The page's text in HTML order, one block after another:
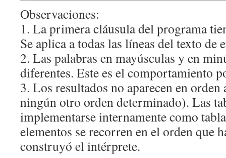
Observaciones:
1. La primera cláusula del programa
Se aplica a todas las líneas del texto de
2. Las palabras en mayúsculas y en
diferentes. Este es el comportamiento
3. Los resultados no aparecen en
ningún otro orden determinado). Las
implementarse internamente como
elementos se recorren en el orden que
construyó el intérprete.